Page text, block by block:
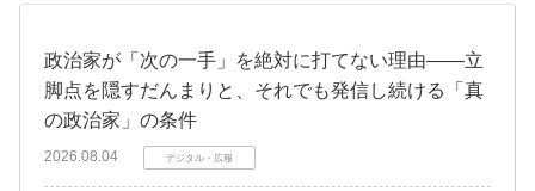
政治家が「次の一手」を絶対に打てない理由――立
脚点を隠すだんまりと、それでも発信し続ける「真
の政治家」の条件
2026.08.04 デジタル・広報